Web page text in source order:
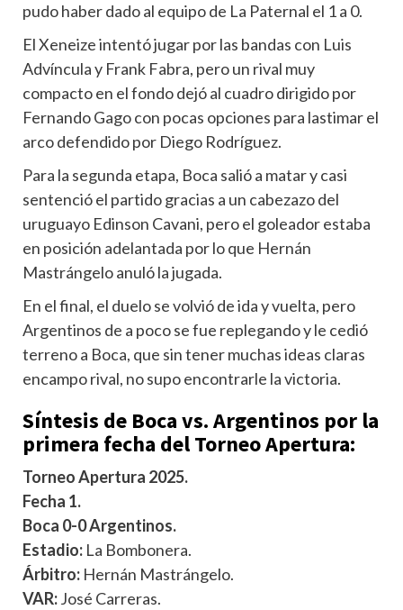
pudo haber dado al equipo de La Paternal el 1 a 0.
El Xeneize intentó jugar por las bandas con Luis
Advíncula y Frank Fabra, pero un rival muy
compacto en el fondo dejó al cuadro dirigido por
Fernando Gago con pocas opciones para lastimar el
arco defendido por Diego Rodríguez.
Para la segunda etapa, Boca salió a matar y casi
sentenció el partido gracias a un cabezazo del
uruguayo Edinson Cavani, pero el goleador estaba
en posición adelantada por lo que Hernán
Mastrángelo anuló la jugada.
En el final, el duelo se volvió de ida y vuelta, pero
Argentinos de a poco se fue replegando y le cedió
terreno a Boca, que sin tener muchas ideas claras
encampo rival, no supo encontrarle la victoria.
Síntesis de Boca vs. Argentinos por la
primera fecha del Torneo Apertura:
Torneo Apertura 2025.
Fecha 1.
Boca 0-0 Argentinos.
Estadio: La Bombonera.
Árbitro: Hernán Mastrángelo.
VAR:José Carreras.